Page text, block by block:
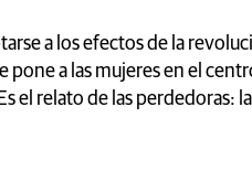
a los efectos de la
pone a las mujeres en el
el relato de las perdedoras: